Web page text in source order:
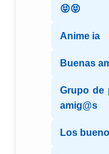
😝😝
Anime ia
Buenas
Grupo de
amig@s
Los